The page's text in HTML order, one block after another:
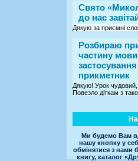
Свято
до нас
Дякую за приємні
Розбираю
частину
прикметник
Дякую! Урок чудовий,
Повезло діткам з
Ми будемо Вам
нашу кнопку у
обмінятися з нами
книгу, каталог